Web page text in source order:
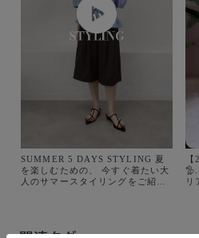
SUMMER 5 DAYS STYLING 夏
を楽しむための、 今すぐ着たい大
人のサマースタイリングをご紹介
リ